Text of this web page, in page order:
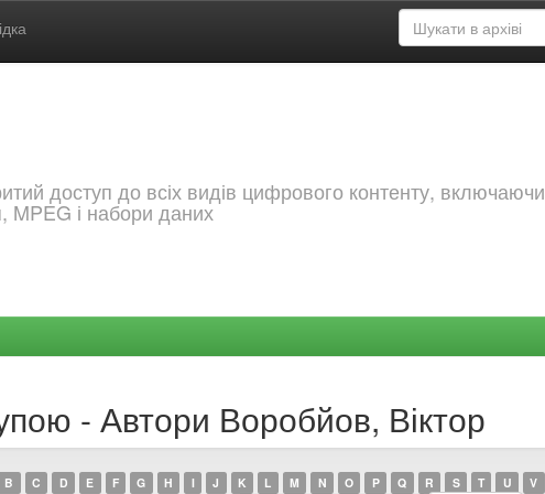
доступ до всіх видів цифрового контенту, включаючи
MPEG і набори даних
- Автори Воробйов, Віктор
B C D E F G H I J K L M N O P Q R S T U V